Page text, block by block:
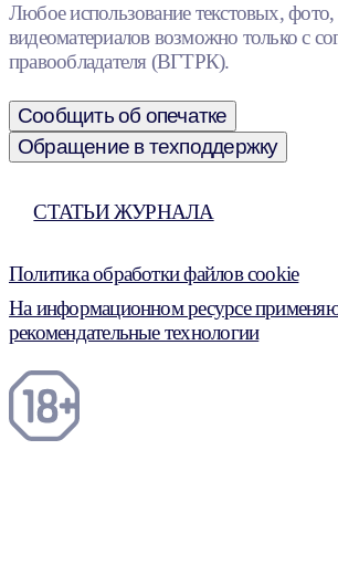
Любое использование текстовых, фото,
видеоматериалов возможно только с
правообладателя (ВГТРК).
Сообщить об опечатке
Обращение в техподдержку
СТАТЬИ ЖУРНАЛА
Политика обработки файлов cookie
На информационном ресурсе
рекомендательные технологии